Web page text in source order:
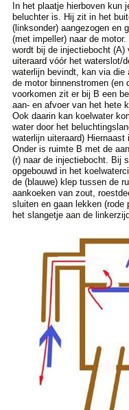
In het plaatje hierboven kun
beluchter is. Hij zit in het
(linksonder) aangezogen en
(met impeller) naar de
wordt bij de injectiebocht
uiteraard vóór het waterslot/
waterlijn bevindt, kan via die
de motor binnenstromen (en
voorkomen zit er bij B een
aan- en afvoer van het hete
Ook daarin kan koelwater
water door het
waterlijn uiteraard)
Onder is ruimte B met de
(r) naar de injectiebocht. Bij
opgebouwd in het
de (blauwe) klep tussen de
aankoeken van zout,
sluiten en gaan lekken (rode
het slangetje aan de